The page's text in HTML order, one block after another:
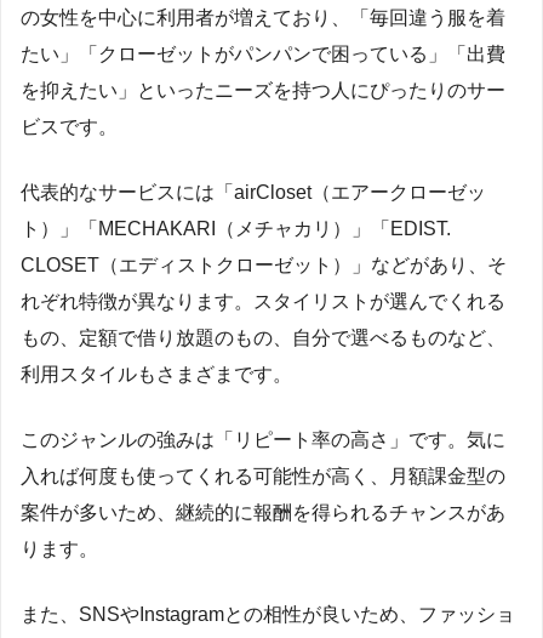
の女性を中心に利用者が増えており、「毎回違う服を着
たい」「クローゼットがパンパンで困っている」「出費
を抑えたい」といったニーズを持つ人にぴったりのサー
ビスです。
代表的なサービスには「airCloset（エアークローゼッ
ト）」「MECHAKARI（メチャカリ）」「EDIST.
CLOSET（エディストクローゼット）」などがあり、そ
れぞれ特徴が異なります。スタイリストが選んでくれる
もの、定額で借り放題のもの、自分で選べるものなど、
利用スタイルもさまざまです。
このジャンルの強みは「リピート率の高さ」です。気に
入れば何度も使ってくれる可能性が高く、月額課金型の
案件が多いため、継続的に報酬を得られるチャンスがあ
ります。
また、SNSやInstagramとの相性が良いため、ファッショ